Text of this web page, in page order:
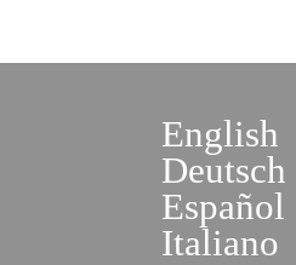
English
Deutsch
Español
Italiano